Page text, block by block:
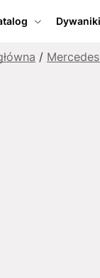
Dywaniki
/